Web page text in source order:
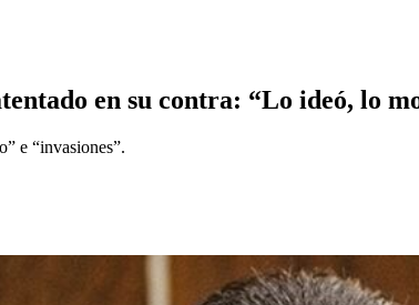
en su contra: “Lo ideó, lo
e “invasiones”.